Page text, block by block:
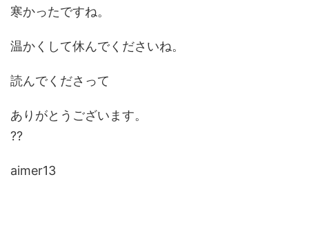
寒かったですね。
温かくして休んでくださいね。
読んでくださって
ありがとうございます。
??
aimer13